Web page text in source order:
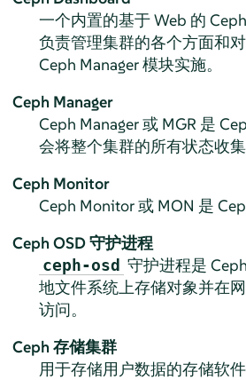
一个内置的基于 Web 的
负责管理集群的各个方面和
Ceph Manager 模块实施。
Ceph Manager
Ceph Manager 或 MGR 是
会将整个集群的所有状态收集
Ceph Monitor
Ceph Monitor 或 MON 是
Ceph OSD 守护进程
ceph-osd 守护进程是
地文件系统上存储对象并在
访问。
Ceph 存储集群
用于存储用户数据的存储软